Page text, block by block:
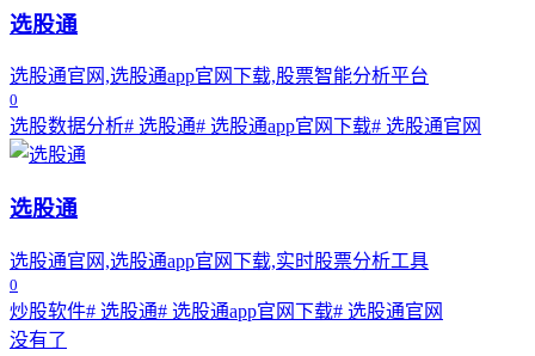
选股通
选股通官网,选股通app官网下载,股票智能分析平台
0
选股数据分析# 选股通# 选股通app官网下载# 选股通官网
选股通
选股通官网,选股通app官网下载,实时股票分析工具
0
炒股软件# 选股通# 选股通app官网下载# 选股通官网
没有了